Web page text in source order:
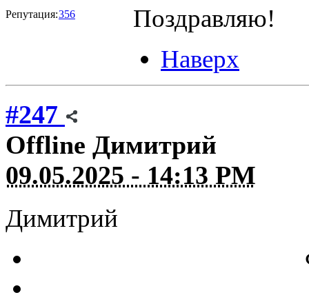
Репутация:356
Поздравляю!
Наверх
#247
Offline Димитрий
09.05.2025 - 14:13 PM
Димитрий